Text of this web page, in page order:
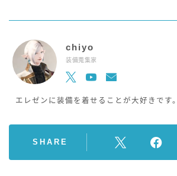
chiyo
装備蒐集家
エレゼンに装備を着せることが大好きです。
SHARE